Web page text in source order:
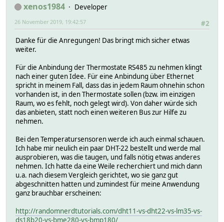
xenos1984
Developer
#2
26 November 2019, 19:42:57
Danke für die Anregungen! Das bringt mich sicher etwas
weiter.
Für die Anbindung der Thermostate RS485 zu nehmen klingt
nach einer guten Idee. Für eine Anbindung über Ethernet
spricht in meinem Fall, dass das in jedem Raum ohnehin schon
vorhanden ist, in den Thermostate sollen (bzw. im einzigen
Raum, wo es fehlt, noch gelegt wird). Von daher würde sich
das anbieten, statt noch einen weiteren Bus zur Hilfe zu
nehmen.
Bei den Temperatursensoren werde ich auch einmal schauen.
Ich habe mir neulich ein paar DHT-22 bestellt und werde mal
ausprobieren, was die taugen, und falls nötig etwas anderes
nehmen. Ich hatte da eine Weile recherchiert und mich dann
u.a. nach diesem Vergleich gerichtet, wo sie ganz gut
abgeschnitten hatten und zumindest für meine Anwendung
ganz brauchbar erscheinen:
http://randomnerdtutorials.com/dht11-vs-dht22-vs-lm35-vs-
ds18b20-vs-bme280-vs-bmp180/